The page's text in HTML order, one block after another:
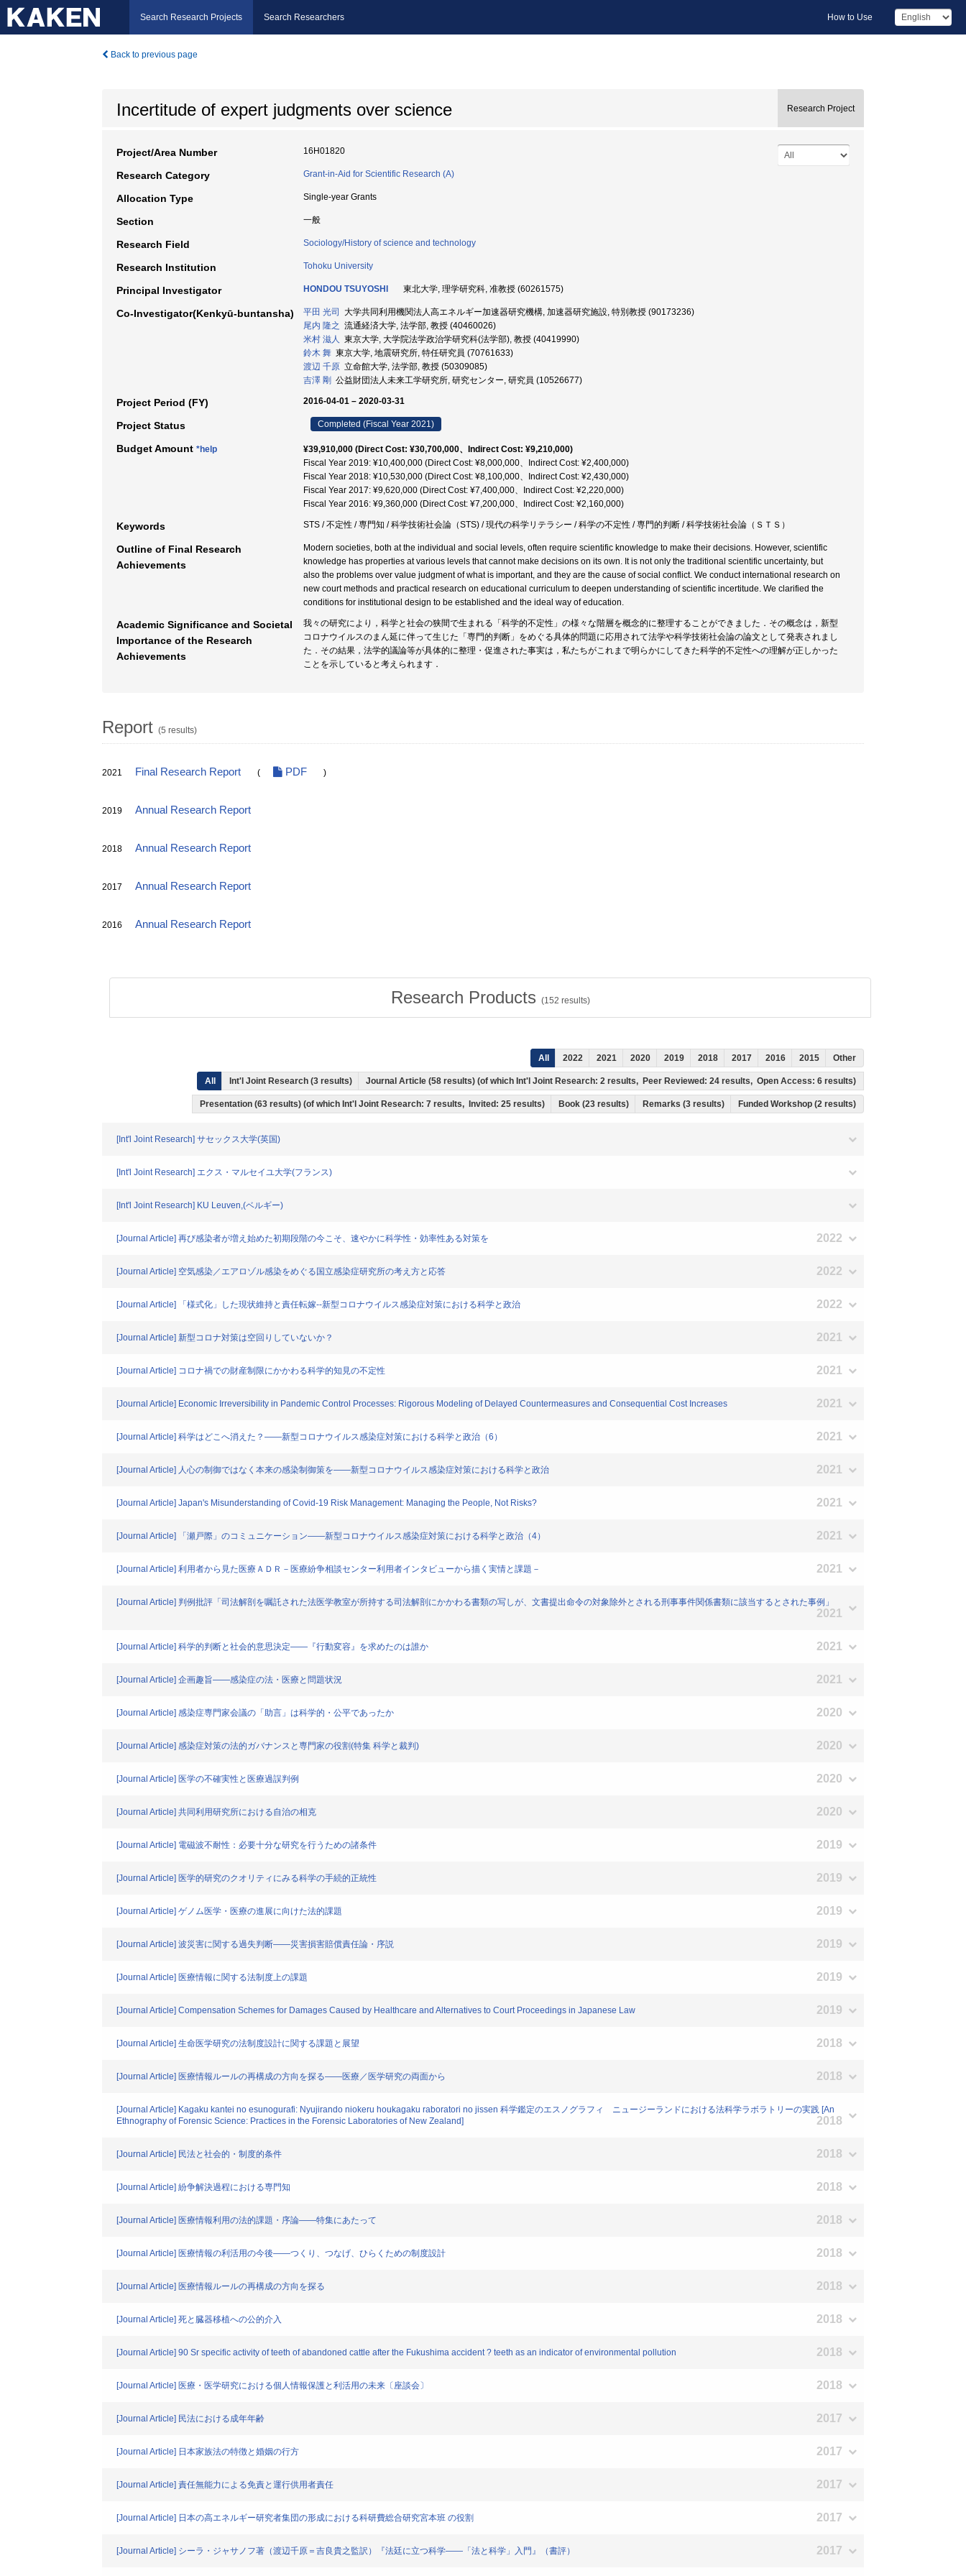
Search Research Projects Search Researchers How to Use
Back to previous page
Incertitude of expert judgments over science Research Project
Project/Area Number 16H01820
Research Category Grant-in-Aid for Scientific Research (A)
Allocation Type Single-year Grants
Section 一般
Research Field Sociology/History of science and technology
Research Institution Tohoku University
Principal Investigator HONDOU TSUYOSHI 東北大学, 理学研究科, 准教授 (60261575)
Co-Investigator(Kenkyū-buntansha) 平田 光司
大学共同利用機関法人高エネルギー加速器研究機構, 加速器研究施設, 特別教授 (90173236)
尾内 隆之 流通経済大学, 法学部, 教授 (40460026)
米村 滋人 東京大学, 大学院法学政治学研究科(法学部), 教授 (40419990)
鈴木 舞 東京大学, 地震研究所, 特任研究員 (70761633)
渡辺 千原 立命館大学, 法学部, 教授 (50309085)
吉澤 剛 公益財団法人未来工学研究所, 研究センター, 研究員 (10526677)
Project Period (FY) 2016-04-01 – 2020-03-31
Project Status Completed (Fiscal Year 2021)
Budget Amount *help
¥39,910,000 (Direct Cost: ¥30,700,000、Indirect Cost: ¥9,210,000)
Fiscal Year 2019: ¥10,400,000 (Direct Cost: ¥8,000,000、Indirect Cost: ¥2,400,000)
Fiscal Year 2018: ¥10,530,000 (Direct Cost: ¥8,100,000、Indirect Cost: ¥2,430,000)
Fiscal Year 2017: ¥9,620,000 (Direct Cost: ¥7,400,000、Indirect Cost: ¥2,220,000)
Fiscal Year 2016: ¥9,360,000 (Direct Cost: ¥7,200,000、Indirect Cost: ¥2,160,000)
Keywords STS / 不定性 / 専門知 / 科学技術社会論（STS) / 現代の科学リテラシー / 科学の不定性 / 専門的判断 / 科学技術社会論（ＳＴＳ）
Outline of Final Research
Achievements
Modern societies, both at the individual and social levels, often require scientific knowledge to make their decisions. However, scientific
knowledge has properties at various levels that cannot make decisions on its own. It is not only the traditional scientific uncertainty, but
also the problems over value judgment of what is important, and they are the cause of social conflict. We conduct international research on
new court methods and practical research on educational curriculum to deepen understanding of scientific incertitude. We clarified the
conditions for institutional design to be established and the ideal way of education.
Academic Significance and Societal
Importance of the Research
Achievements
我々の研究により，科学と社会の狭間で生まれる「科学的不定性」の様々な階層を概念的に整理することができました．その概念は，新型
コロナウイルスのまん延に伴って生じた「専門的判断」をめぐる具体的問題に応用されて法学や科学技術社会論の論文として発表されまし
た．その結果，法学的議論等が具体的に整理・促進された事実は，私たちがこれまで明らかにしてきた科学的不定性への理解が正しかった
ことを示していると考えられます．
Report (5 results)
2021 Final Research Report ( PDF )
2019 Annual Research Report
2018 Annual Research Report
2017 Annual Research Report
2016 Annual Research Report
Research Products (152 results)
All 2022 2021 2020 2019 2018 2017 2016 2015 Other
All Int'l Joint Research (3 results) Journal Article (58 results) (of which Int'l Joint Research: 2 results, Peer Reviewed: 24 results, Open Access: 6 results)
Presentation (63 results) (of which Int'l Joint Research: 7 results, Invited: 25 results) Book (23 results) Remarks (3 results) Funded Workshop (2 results)
[Int'l Joint Research] サセックス大学(英国)
[Int'l Joint Research] エクス・マルセイユ大学(フランス)
[Int'l Joint Research] KU Leuven,(ベルギー)
[Journal Article] 再び感染者が増え始めた初期段階の今こそ、速やかに科学性・効率性ある対策を 2022
[Journal Article] 空気感染／エアロゾル感染をめぐる国立感染症研究所の考え方と応答 2022
[Journal Article] 「様式化」した現状維持と責任転嫁--新型コロナウイルス感染症対策における科学と政治 2022
[Journal Article] 新型コロナ対策は空回りしていないか？ 2021
[Journal Article] コロナ禍での財産制限にかかわる科学的知見の不定性 2021
[Journal Article] Economic Irreversibility in Pandemic Control Processes: Rigorous Modeling of Delayed Countermeasures and Consequential Cost Increases 2021
[Journal Article] 科学はどこへ消えた？――新型コロナウイルス感染症対策における科学と政治（6） 2021
[Journal Article] 人心の制御ではなく本来の感染制御策を――新型コロナウイルス感染症対策における科学と政治 2021
[Journal Article] Japan's Misunderstanding of Covid-19 Risk Management: Managing the People, Not Risks? 2021
[Journal Article] 「瀬戸際」のコミュニケーション――新型コロナウイルス感染症対策における科学と政治（4） 2021
[Journal Article] 利用者から見た医療ＡＤＲ－医療紛争相談センター利用者インタビューから描く実情と課題－ 2021
[Journal Article] 判例批評「司法解剖を嘱託された法医学教室が所持する司法解剖にかかわる書類の写しが、文書提出命令の対象除外とされる刑事事件関係書類に該当するとされた事例」
2021
[Journal Article] 科学的判断と社会的意思決定――『行動変容』を求めたのは誰か 2021
[Journal Article] 企画趣旨――感染症の法・医療と問題状況 2021
[Journal Article] 感染症専門家会議の「助言」は科学的・公平であったか 2020
[Journal Article] 感染症対策の法的ガバナンスと専門家の役割(特集 科学と裁判) 2020
[Journal Article] 医学の不確実性と医療過誤判例 2020
[Journal Article] 共同利用研究所における自治の相克 2020
[Journal Article] 電磁波不耐性：必要十分な研究を行うための諸条件 2019
[Journal Article] 医学的研究のクオリティにみる科学の手続的正統性 2019
[Journal Article] ゲノム医学・医療の進展に向けた法的課題 2019
[Journal Article] 波災害に関する過失判断――災害損害賠償責任論・序説 2019
[Journal Article] 医療情報に関する法制度上の課題 2019
[Journal Article] Compensation Schemes for Damages Caused by Healthcare and Alternatives to Court Proceedings in Japanese Law 2019
[Journal Article] 生命医学研究の法制度設計に関する課題と展望 2018
[Journal Article] 医療情報ルールの再構成の方向を探る――医療／医学研究の両面から 2018
[Journal Article] Kagaku kantei no esunogurafi: Nyujirando niokeru houkagaku raboratori no jissen 科学鑑定のエスノグラフィ ニュージーランドにおける法科学ラボラトリーの実践 [An
Ethnography of Forensic Science: Practices in the Forensic Laboratories of New Zealand]
2018
[Journal Article] 民法と社会的・制度的条件 2018
[Journal Article] 紛争解決過程における専門知 2018
[Journal Article] 医療情報利用の法的課題・序論――特集にあたって 2018
[Journal Article] 医療情報の利活用の今後――つくり、つなげ、ひらくための制度設計 2018
[Journal Article] 医療情報ルールの再構成の方向を探る 2018
[Journal Article] 死と臓器移植への公的介入 2018
[Journal Article] 90 Sr specific activity of teeth of abandoned cattle after the Fukushima accident ? teeth as an indicator of environmental pollution 2018
[Journal Article] 医療・医学研究における個人情報保護と利活用の未来〔座談会〕 2018
[Journal Article] 民法における成年年齢 2017
[Journal Article] 日本家族法の特徴と婚姻の行方 2017
[Journal Article] 責任無能力による免責と運行供用者責任 2017
[Journal Article] 日本の高エネルギー研究者集団の形成における科研費総合研究宮本班 の役割 2017
[Journal Article] シーラ・ジャサノフ著（渡辺千原＝吉良貴之監訳）『法廷に立つ科学――「法と科学」入門』（書評） 2017